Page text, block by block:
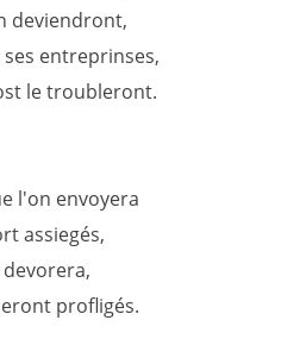
deviendront,
entreprinses,
le troubleront.
l'on envoyera
assiegés,
profligés.